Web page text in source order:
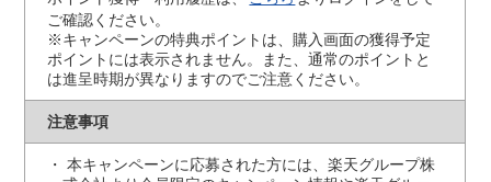
ご確認ください。
※キャンペーンの特典ポイントは、購入画面の獲得予定
ポイントには表示されません。また、通常のポイントと
は進呈時期が異なりますのでご注意ください。
注意事項
本キャンペーンに応募された方には、楽天グループ株